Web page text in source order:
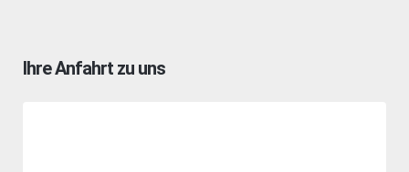
Ihre Anfahrt zu uns